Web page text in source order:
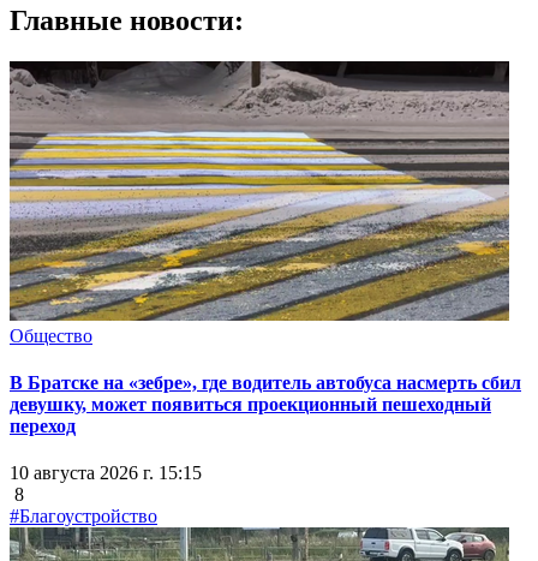
Главные новости:
Общество
В Братске на «зебре», где водитель автобуса насмерть сбил
девушку, может появиться проекционный пешеходный
переход
10 августа 2026 г. 15:15
8
#Благоустройство